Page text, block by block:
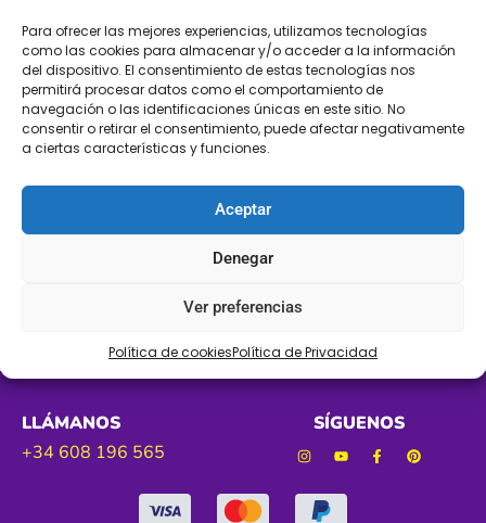
Para ofrecer las mejores experiencias, utilizamos tecnologías
como las cookies para almacenar y/o acceder a la información
del dispositivo. El consentimiento de estas tecnologías nos
permitirá procesar datos como el comportamiento de
navegación o las identificaciones únicas en este sitio. No
consentir o retirar el consentimiento, puede afectar negativamente
a ciertas características y funciones.
Aceptar
Denegar
Ver preferencias
Política de cookiesPolítica de Privacidad
Descripción
Descripción
Cordón de macramé M natural Casasol. Bobina de
300metros , Algodón supreme peinado 100grs.
«Con Merceria El TORCAL, NO DEJARÁS DE DISEÑAR»
LLÁMANOS
+34 608 196 565
SÍGUENOS